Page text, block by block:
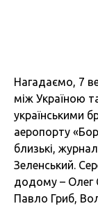
Нагадаємо, 7
між Україною
українськими
аеропорту
близькі,
Зеленський.
додому – Олег
Павло Гриб,